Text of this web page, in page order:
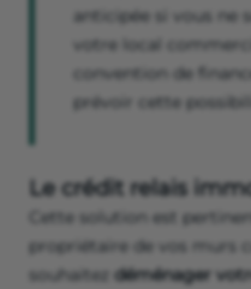
anticipée si vous ne
votre local
convention de
prévoir cette
Le crédit relais
Cette solution est
propriétaire de vos murs
souhaitez déménager